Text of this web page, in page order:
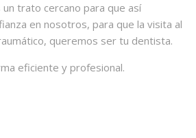
trato cercano para que así
en nosotros, para que la visita al
queremos ser tu dentista.
eficiente y profesional.